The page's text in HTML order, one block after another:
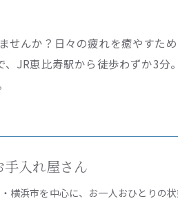
んか？日々の疲れを癒やすた
JR恵比寿駅から徒歩わずか3
手入れ屋さん
横浜市を中心に、お一人おひとりの